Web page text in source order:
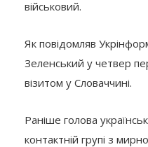
військовий.
Як повідомляв
Зеленський у четвер
візитом у Словаччині.
Раніше голова
контактній групі з